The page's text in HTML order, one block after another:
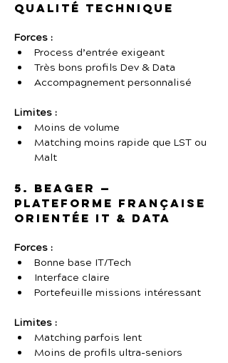
qualité technique
Forces :
Process d’entrée exigeant
Très bons profils Dev & Data
Accompagnement personnalisé
Limites :
Moins de volume
Matching moins rapide que LST ou
Malt
5. Beager —
Plateforme française
orientée IT & Data
Forces :
Bonne base IT/Tech
Interface claire
Portefeuille missions intéressant
Limites :
Matching parfois lent
Moins de profils ultra-seniors